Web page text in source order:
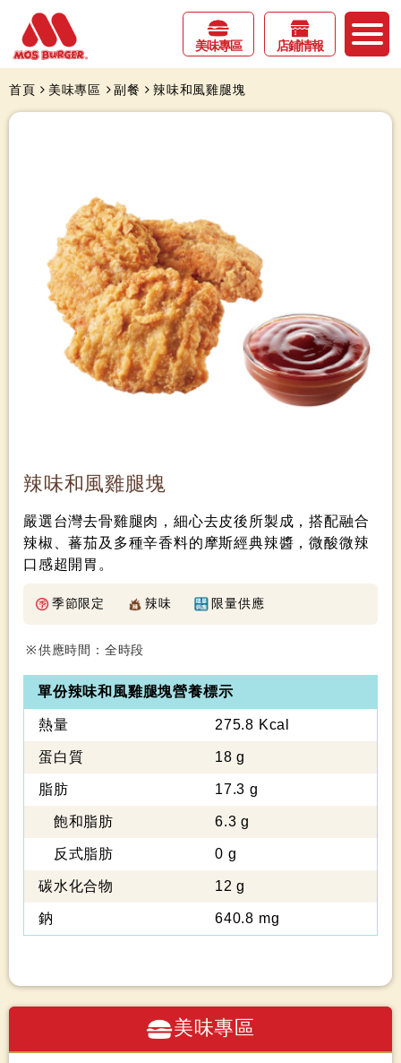
美味專區 店鋪情報
首頁 美味專區 副餐 辣味和風雞腿塊
辣味和風雞腿塊
嚴選台灣去骨雞腿肉，細心去皮後所製成，搭配融合
辣椒、蕃茄及多種辛香料的摩斯經典辣醬，微酸微辣
口感超開胃。
季節限定 辣味 限量供應
供應時間：全時段
單份辣味和風雞腿塊營養標示
熱量 275.8 Kcal
蛋白質 18 g
脂肪 17.3 g
飽和脂肪 6.3 g
反式脂肪 0 g
碳水化合物 12 g
鈉 640.8 mg
美味專區